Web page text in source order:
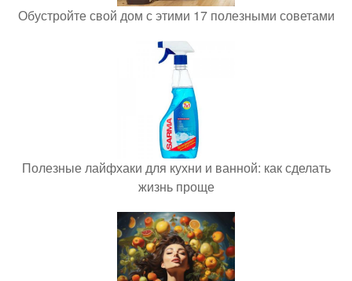
Обустройте свой дом с этими 17 полезными советами
Полезные лайфхаки для кухни и ванной: как сделать
жизнь проще